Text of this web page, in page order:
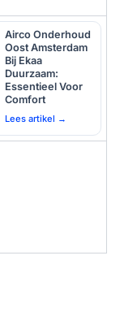
Airco Onderhoud
Oost Amsterdam
Bij Ekaa
Duurzaam:
Essentieel Voor
Comfort
Lees artikel →